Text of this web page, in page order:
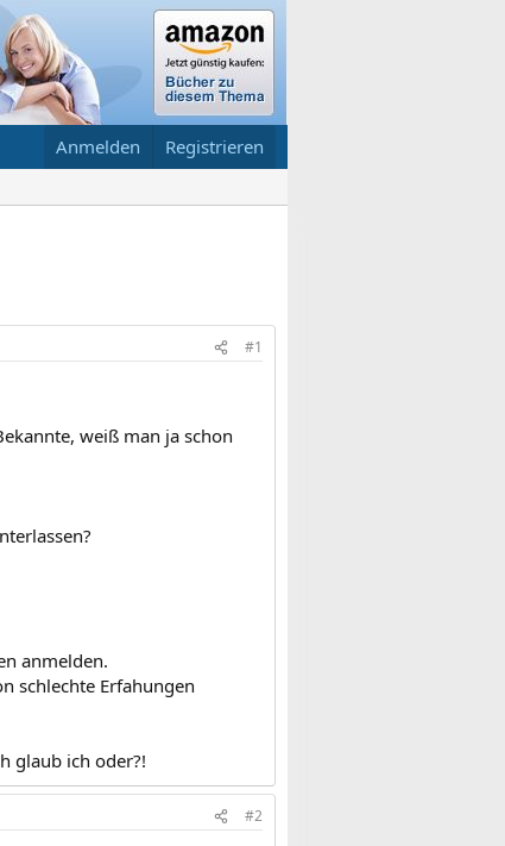
Anmelden Registrieren
#1
weiß man ja schon
anmelden.
schlechte Erfahungen
glaub ich oder?!
#2